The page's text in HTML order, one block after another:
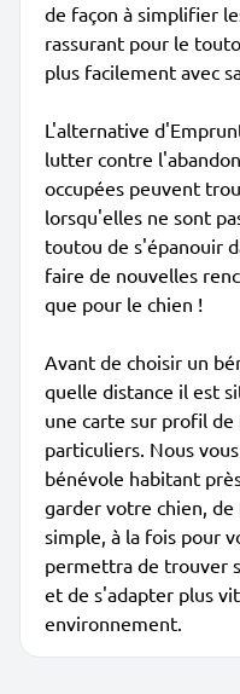
de façon à simplifier
rassurant pour le
plus facilement avec
L'alternative
lutter contre
occupées peuvent
lorsqu'elles ne sont
toutou de s'épanouir
faire de nouvelles
que pour le chien !
Avant de choisir un
quelle distance il est
une carte sur profil
particuliers. Nous
bénévole habitant
garder votre chien, de
simple, à la fois pour
permettra de trouver
et de s'adapter plus
environnement.